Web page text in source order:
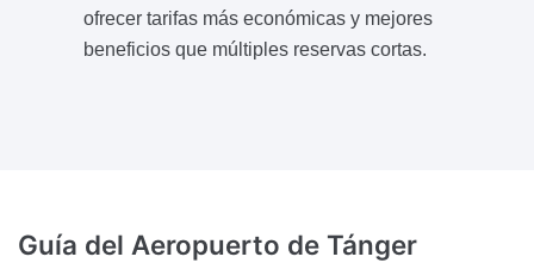
ofrecer tarifas más económicas y mejores
beneficios que múltiples reservas cortas.
Guía del Aeropuerto de Tánger